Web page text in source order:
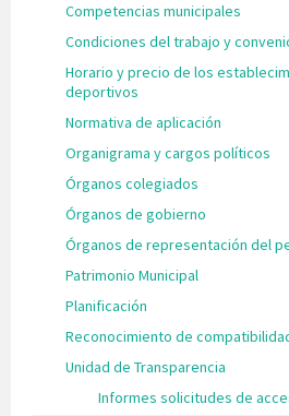
Competencias municipales
Condiciones del trabajo y
Horario y precio de los
deportivos
Normativa de aplicación
Organigrama y cargos políticos
Órganos colegiados
Órganos de gobierno
Órganos de representación del
Patrimonio Municipal
Planificación
Reconocimiento de
Unidad de Transparencia
Informes solicitudes de